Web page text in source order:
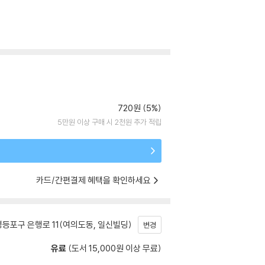
720원 (5%)
5만원 이상 구매 시 2천원 추가 적립
카드/간편결제 혜택을 확인하세요
포구 은행로 11(여의도동, 일신빌딩) 변경
유료 (도서 15,000원 이상 무료)